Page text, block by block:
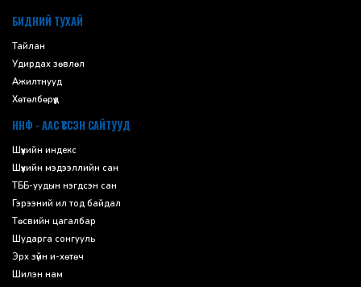
БИДНИЙ ТУХАЙ
Тайлан
Удирдах зөвлөл
Ажилтнууд
Хөтөлбөрүүд
ННФ - ААС ҮҮССЭН САЙТУУД
Шүүхийн индекс
Шүүхийн мэдээллийн сан
ТББ-уудын нэгдсэн сан
Гэрээний ил тод байдал
Төсвийн цагалбар
Шударга сонгууль
Эрх зүйн и-хөтөч
Шилэн нам